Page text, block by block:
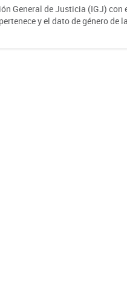
General de Justicia (IGJ) con
y el dato de género de la